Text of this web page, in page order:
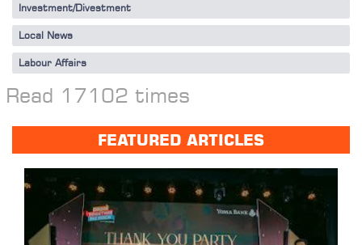
Investment/Divestment
Local News
Labour Affairs
Read 17102 times
FEATURED ARTICLES